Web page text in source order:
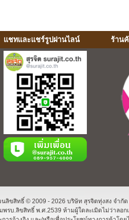
แชทและแชร์รูปผ่านไลน์ ร้าน
นลิขสิทธิ์ © 2009 - 2026 บริษัท สุรจิตทุ่งสง จำ
พรบ.ลิขสิทธิ์ พ.ศ.2539 ห้ามผู้ใดละเมิดไม่ว่าลอ